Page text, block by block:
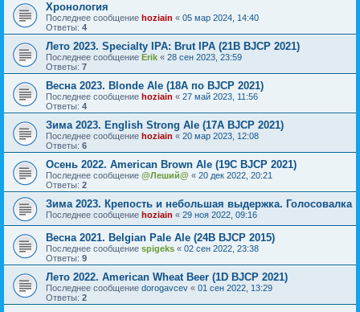
Хронология
Последнее сообщение hoziain « 05 мар 2024, 14:40
Ответы: 4
Лето 2023. Specialty IPA: Brut IPA (21B BJCP 2021)
Последнее сообщение Erik « 28 сен 2023, 23:59
Ответы: 7
Весна 2023. Blonde Ale (18A по BJCP 2021)
Последнее сообщение hoziain « 27 май 2023, 11:56
Ответы: 4
Зима 2023. English Strong Ale (17A BJCP 2021)
Последнее сообщение hoziain « 20 мар 2023, 12:08
Ответы: 6
Осень 2022. American Brown Ale (19С BJCP 2021)
Последнее сообщение @Леший@ « 20 дек 2022, 20:21
Ответы: 2
Зима 2023. Крепость и небольшая выдержка. Голосовалка
Последнее сообщение hoziain « 29 ноя 2022, 09:16
Весна 2021. Belgian Pale Ale (24B BJCP 2015)
Последнее сообщение spigeks « 02 сен 2022, 23:38
Ответы: 9
Лето 2022. American Wheat Beer (1D BJCP 2021)
Последнее сообщение dorogavcev « 01 сен 2022, 13:29
Ответы: 2